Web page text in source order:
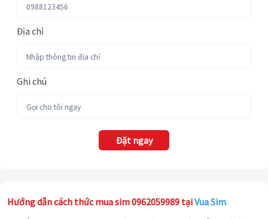
Địa chỉ
Ghi chú
Đặt ngay
Hướng dẫn cách thức mua sim 0962059989 tạiVua Sim